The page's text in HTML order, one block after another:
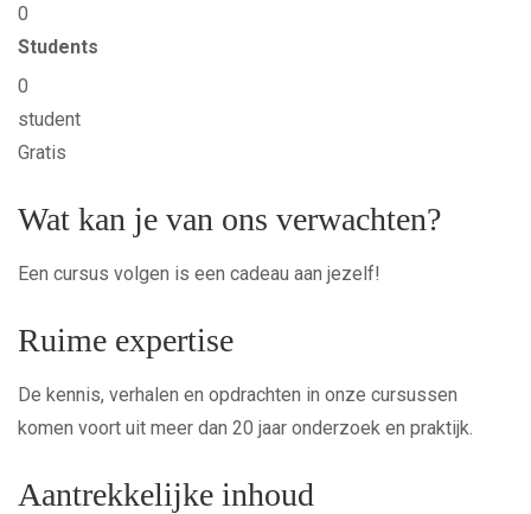
0
Students
0
student
Gratis
Wat kan je van ons verwachten?
Een cursus volgen is een cadeau aan jezelf!
Ruime expertise
De kennis, verhalen en opdrachten in onze cursussen
komen voort uit meer dan 20 jaar onderzoek en praktijk.
Aantrekkelijke inhoud